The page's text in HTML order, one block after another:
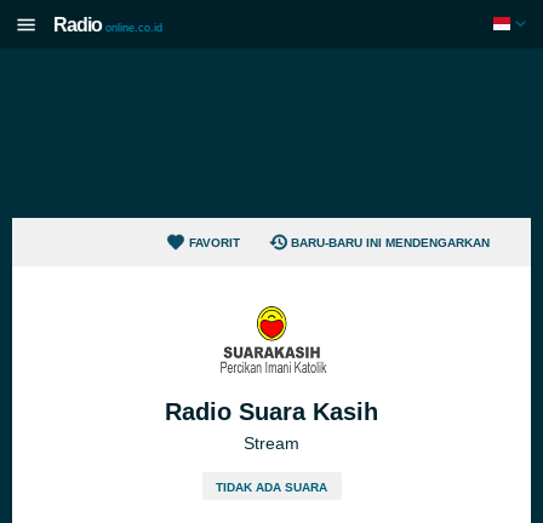
Radio online.co.id
FAVORIT BARU-BARU INI MENDENGARKAN
Radio Suara Kasih
Stream
TIDAK ADA SUARA